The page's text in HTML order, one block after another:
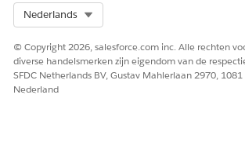
Nederlands
© Copyright 2026, salesforce.com inc. Alle rechten
diverse handelsmerken zijn eigendom van de
SFDC Netherlands BV, Gustav Mahlerlaan 2970,
Nederland